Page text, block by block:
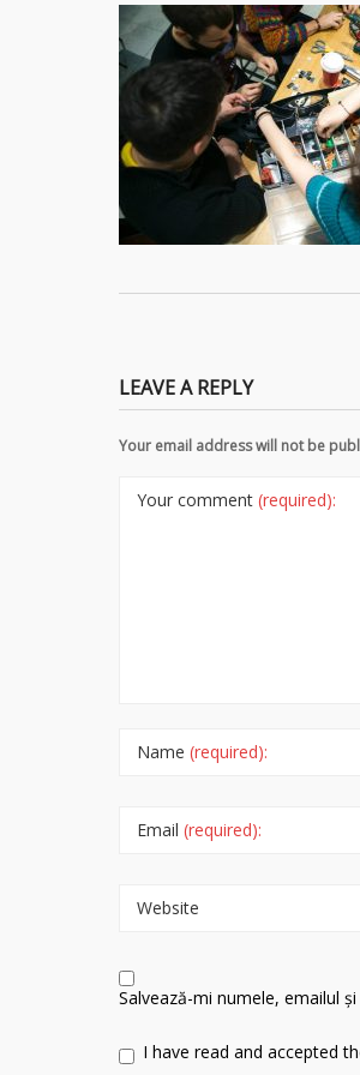
LEAVE A REPLY
Your email address will not be
Your comment (required):
Name (required):
Email (required):
Website
Salvează-mi numele, emailul
I have read and accepted